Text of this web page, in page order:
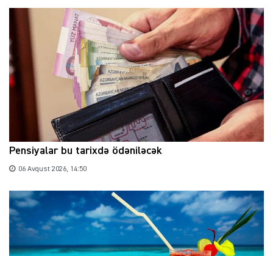
Pensiyalar bu tarixdə ödəniləcək
06 Avqust 2026, 14:50